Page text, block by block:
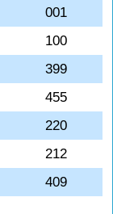
001
100
399
455
220
212
409